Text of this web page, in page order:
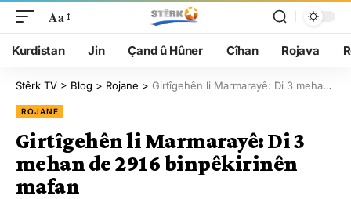
Aa
Kurdistan Jin Çand û Hûner Cîhan Rojava
Stêrk TV > Blog > Rojane > Girtîgehên li Marmarayê: Di 3 mehan de 2916 binpêkirinên mafan
ROJANE
Girtîgehên li Marmarayê: Di 3
mehan de 2916 binpêkirinên
mafan